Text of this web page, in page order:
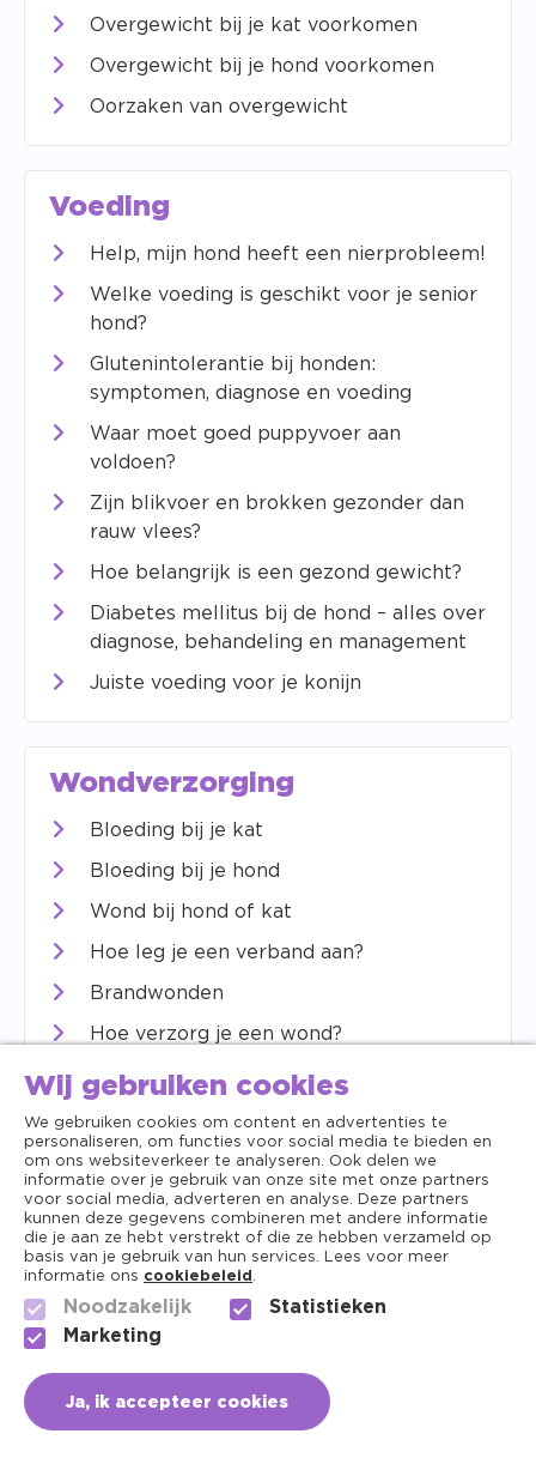
Overgewicht bij je kat voorkomen
Overgewicht bij je hond voorkomen
Oorzaken van overgewicht
Voeding
Help, mijn hond heeft een nierprobleem!
Welke voeding is geschikt voor je senior
hond?
Glutenintolerantie bij honden:
symptomen, diagnose en voeding
Waar moet goed puppyvoer aan
voldoen?
Zijn blikvoer en brokken gezonder dan
rauw vlees?
Hoe belangrijk is een gezond gewicht?
Diabetes mellitus bij de hond – alles over
diagnose, behandeling en management
Juiste voeding voor je konijn
Wondverzorging
Bloeding bij je kat
Bloeding bij je hond
Wond bij hond of kat
Hoe leg je een verband aan?
Brandwonden
Hoe verzorg je een wond?
EHBO bij huisdieren: hoe bereid je je
voor op noodgevallen?
Waterverzorging
Trichodina
naar een brandschoon vissenverblijf
Wij gebruiken cookies
We gebruiken cookies om content en advertenties te
personaliseren, om functies voor social media te bieden en
om ons websiteverkeer te analyseren. Ook delen we
informatie over je gebruik van onze site met onze partners
voor social media, adverteren en analyse. Deze partners
kunnen deze gegevens combineren met andere informatie
die je aan ze hebt verstrekt of die ze hebben verzameld op
basis van je gebruik van hun services. Lees voor meer
informatie ons cookiebeleid .
Noodzakelijk
Statistieken
Marketing
Ja, ik accepteer cookies